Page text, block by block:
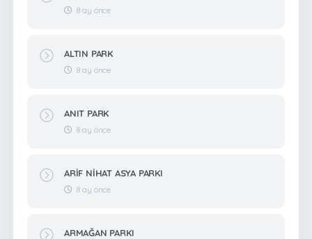
8 ay önce
ALTIN PARK
8 ay önce
ANIT PARK
8 ay önce
ARİF NİHAT ASYA PARKI
8 ay önce
ARMAĞAN PARKI